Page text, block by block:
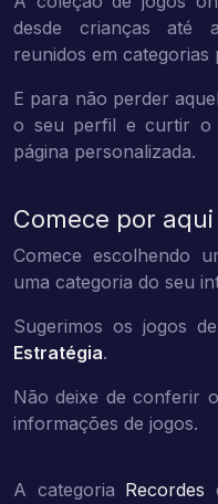
desde crianças até
reunidos em
E para não perder
o seu perfil e curtir o
página personalizada.
Comece por aqui
Comece escolhendo
uma categoria do seu
Sugerimos os jogos de
Estratégia.
Não deixe de conferir o
informações de jogos.
A categoria Recordes